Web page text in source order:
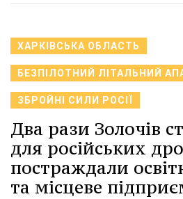
ХАРКІВСЬКА ОБЛАСТЬ
БЕЗПІЛОТНИЙ ЛІТАЛЬНИЙ
ЗБРОЙНІ СИЛИ РОСІЇ
Два рази Золочів
для російських
постраждали
та місцеве